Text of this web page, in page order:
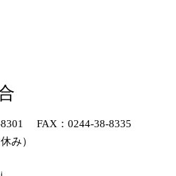
FAX：0244-38-8335
み）